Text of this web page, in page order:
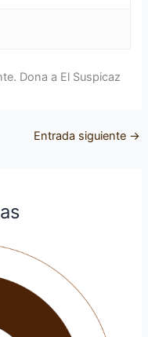
Dona a El Suspicaz
Entrada siguiente →